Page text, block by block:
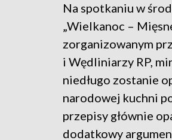
Na spotkaniu w
„Wielkanoc –
zorganizowanym
i Wędliniarzy RP,
niedługo zostanie
narodowej kuchni
przepisy głównie
dodatkowy